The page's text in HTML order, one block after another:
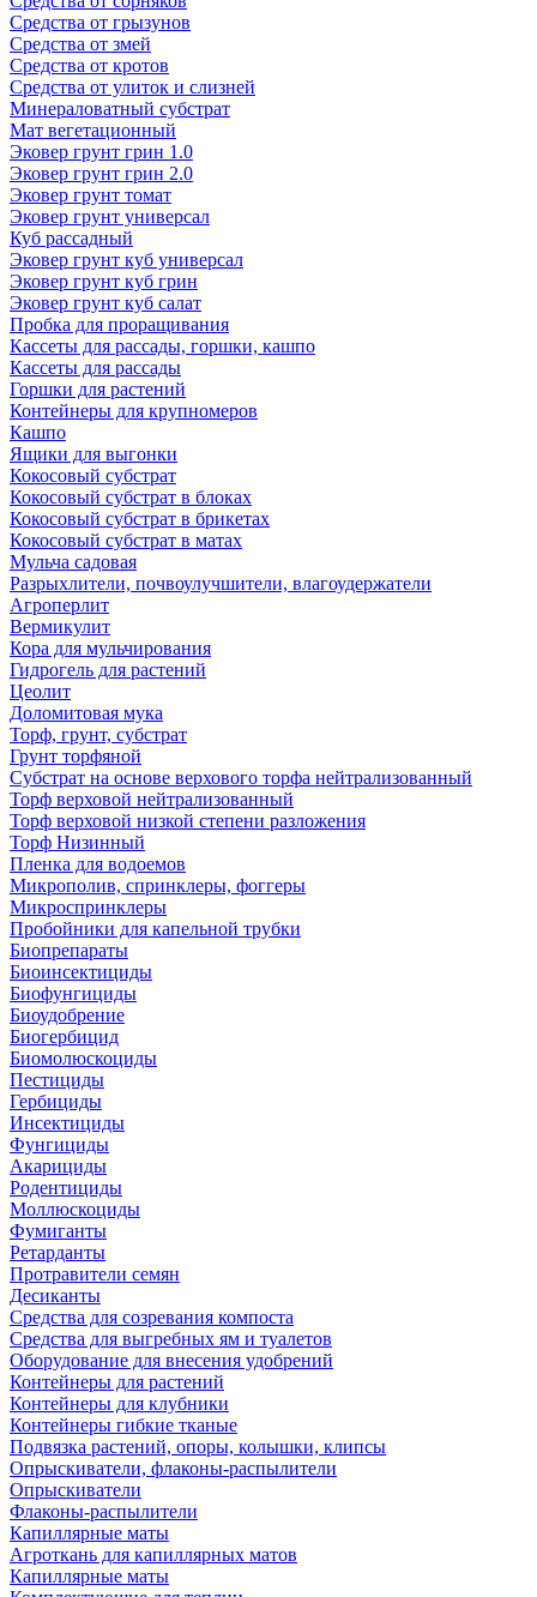
Средства от грызунов
Средства от змей
Средства от кротов
Средства от улиток и слизней
Минераловатный субстрат
Мат вегетационный
Эковер грунт грин 1.0
Эковер грунт грин 2.0
Эковер грунт томат
Эковер грунт универсал
Куб рассадный
Эковер грунт куб универсал
Эковер грунт куб грин
Эковер грунт куб салат
Пробка для проращивания
Кассеты для рассады, горшки, кашпо
Кассеты для рассады
Горшки для растений
Контейнеры для крупномеров
Кашпо
Ящики для выгонки
Кокосовый субстрат
Кокосовый субстрат в блоках
Кокосовый субстрат в брикетах
Кокосовый субстрат в матах
Мульча садовая
Разрыхлители, почвоулучшители, влагоудержатели
Агроперлит
Вермикулит
Кора для мульчирования
Гидрогель для растений
Цеолит
Доломитовая мука
Торф, грунт, субстрат
Грунт торфяной
Субстрат на основе верхового торфа нейтрализованный
Торф верховой нейтрализованный
Торф верховой низкой степени разложения
Торф Низинный
Пленка для водоемов
Микрополив, спринклеры, фоггеры
Микроспринклеры
Пробойники для капельной трубки
Биопрепараты
Биоинсектициды
Биофунгициды
Биоудобрение
Биогербицид
Биомолюскоциды
Пестициды
Гербициды
Инсектициды
Фунгициды
Акарициды
Родентициды
Моллюскоциды
Фумиганты
Ретарданты
Протравители семян
Десиканты
Средства для созревания компоста
Средства для выгребных ям и туалетов
Оборудование для внесения удобрений
Контейнеры для растений
Контейнеры для клубники
Контейнеры гибкие тканые
Подвязка растений, опоры, колышки, клипсы
Опрыскиватели, флаконы-распылители
Опрыскиватели
Флаконы-распылители
Капиллярные маты
Агроткань для капиллярных матов
Капиллярные маты